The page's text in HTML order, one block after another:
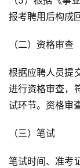
报考聘用后构成
（二）资格审查
根据应聘人员提
进行资格审查，
试环节。资格审
（三）笔试
笔试时间、准考